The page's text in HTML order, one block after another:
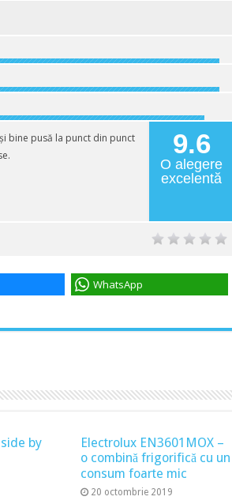
9.6
O alegere
excelentă
bine pusă la punct din punct
WhatsApp
by
Electrolux EN3601MOX –
o combină frigorifică cu un
consum foarte mic
20 octombrie 2019